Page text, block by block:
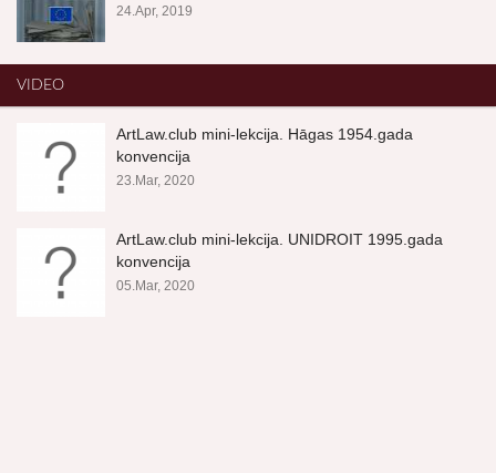
24.Apr, 2019
VIDEO
ArtLaw.club mini-lekcija. Hāgas 1954.gada
konvencija
23.Mar, 2020
ArtLaw.club mini-lekcija. UNIDROIT 1995.gada
konvencija
05.Mar, 2020